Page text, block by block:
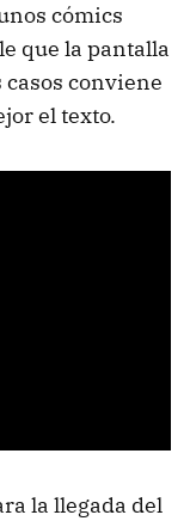
cómics
que la pantalla
casos conviene
el texto.
la llegada del